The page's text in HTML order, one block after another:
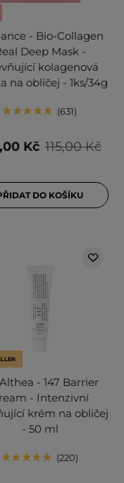
- Bio-Collagen
Deep Mask -
kolagenová
na obličej - 1ks/34g
631
115,00 Kč
Kč
DO KOŠÍKU
- 147 Barrier
- Intenzivní
krém na obličej
- 50 ml
220